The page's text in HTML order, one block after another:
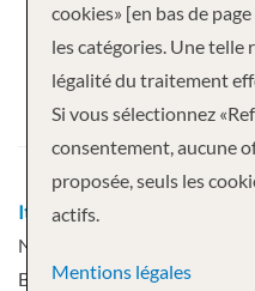
5 nuits
Itinéraire
Nassau - Celebration Key, Les
Bahamas - Miami, FL
cookies» [en bas de
les catégories. Une telle
légalité du traitement
Si vous sélectionnez
consentement, aucune
proposée, seuls les
actifs.
Mentions légales